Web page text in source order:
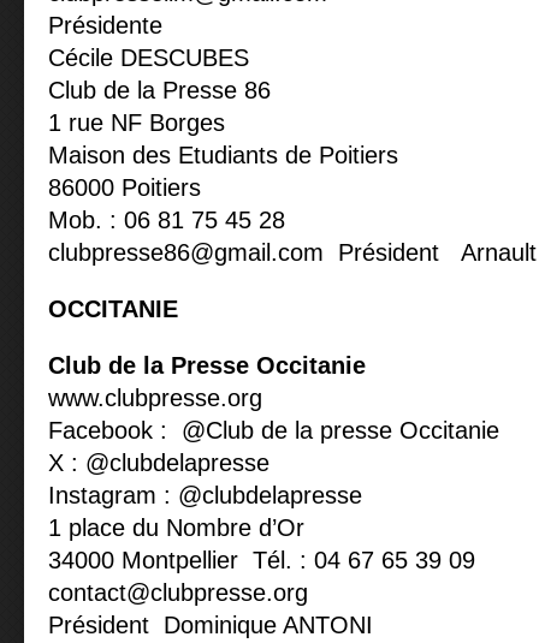
Présidente
Cécile DESCUBES
Club de la Presse 86
1 rue NF Borges
Maison des Etudiants de Poitiers
86000 Poitiers
Mob. : 06 81 75 45 28
clubpresse86@gmail.com Président Arnault
OCCITANIE
Club de la Presse Occitanie
www.clubpresse.org
Facebook : @Club de la presse Occitanie
X : @clubdelapresse
Instagram : @clubdelapresse
1 place du Nombre d’Or
34000 Montpellier Tél. : 04 67 65 39 09
contact@clubpresse.org
Président Dominique ANTONI